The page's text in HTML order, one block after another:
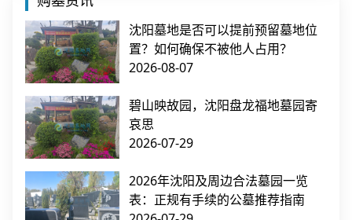
沈阳墓地是否可以提前预留墓地位
置？如何确保不被他人占用？
2026-08-07
碧山映故园，沈阳盘龙福地墓园寄
哀思
2026-07-29
2026年沈阳及周边合法墓园一览
表：正规有手续的公墓推荐指南